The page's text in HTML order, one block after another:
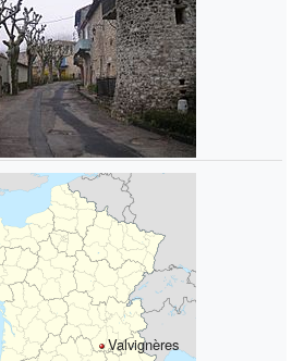
Valvignères